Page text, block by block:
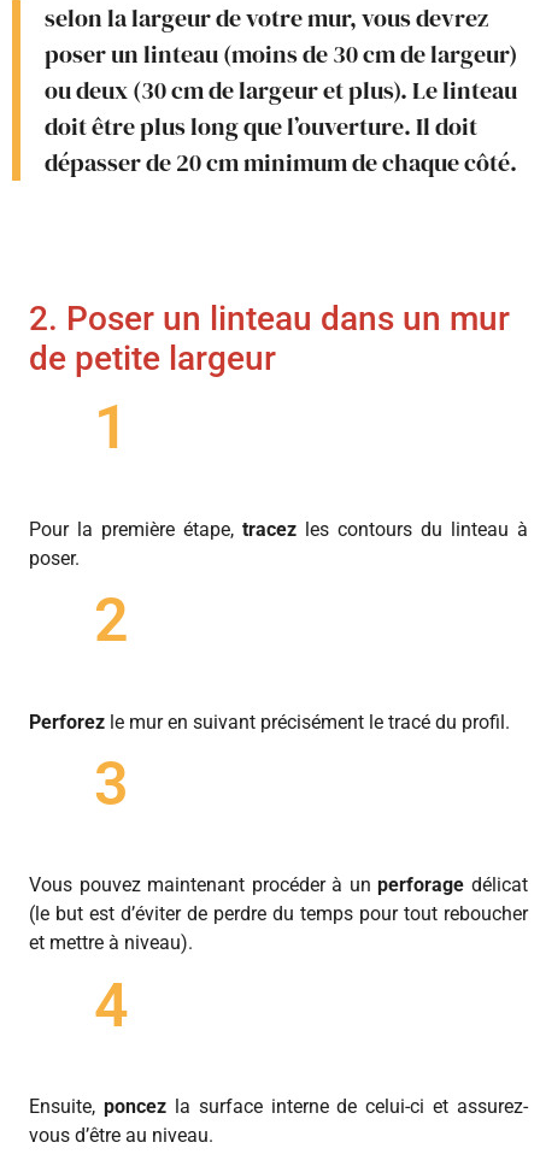
selon la largeur de votre mur, vous devrez
poser un linteau (moins de 30 cm de largeur)
ou deux (30 cm de largeur et plus). Le linteau
doit être plus long que l’ouverture. Il doit
dépasser de 20 cm minimum de chaque côté.
2. Poser un linteau dans un mur
de petite largeur
1
Pour la première étape, tracez les contours du linteau à
poser.
2
Perforez le mur en suivant précisément le tracé du profil.
3
Vous pouvez maintenant procéder à unperforage délicat
(le but est d’éviter de perdre du temps pour tout reboucher
et mettre à niveau).
4
Ensuite, poncezla surface interne de celui-ci et assurez-
vous d’être au niveau.